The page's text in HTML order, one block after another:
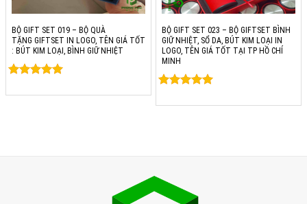
BỘ GIFT SET 019 – BỘ QUÀ
TẶNG GIFTSET IN LOGO, TÊN GIÁ TỐT
: BÚT KIM LOẠI, BÌNH GIỮ NHIỆT
out of 5
BỘ GIFT SET 023 – BỘ GIFTSET BÌNH
GIỮ NHIỆT, SỔ DA, BÚT KIM LOẠI IN
LOGO, TÊN GIÁ TỐT TẠI TP HỒ CHÍ
MINH
out of 5